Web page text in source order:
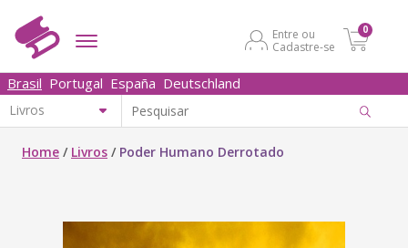
Entre ou
Cadastre-se
0
Brasil Portugal España Deutschland
Home / Livros / Poder Humano Derrotado